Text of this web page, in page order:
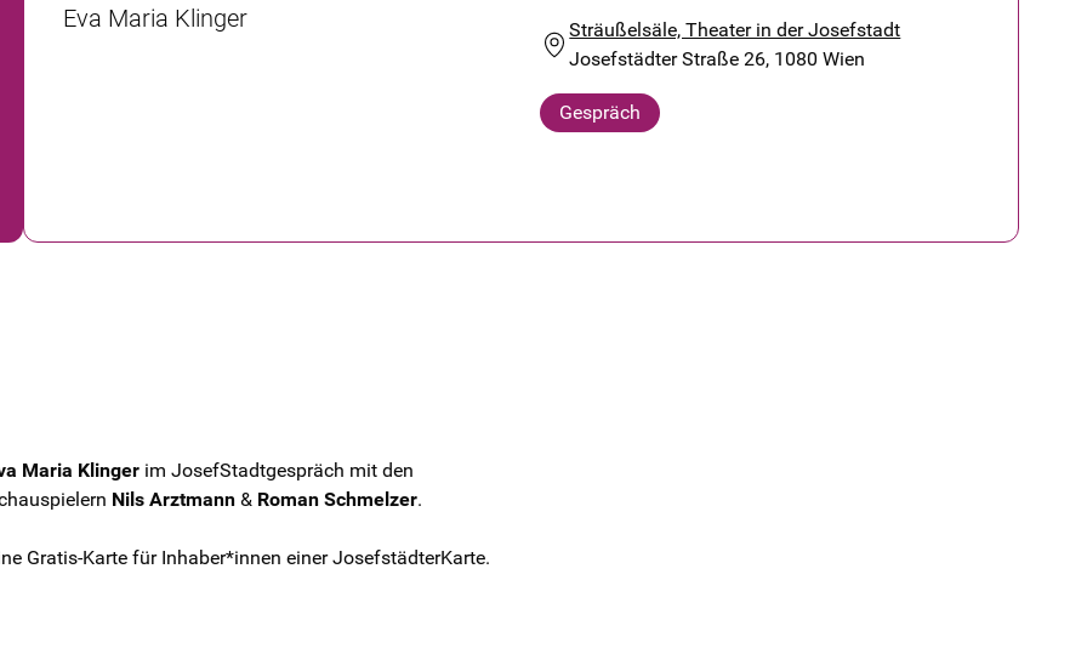
Eva Maria Klinger
Sträußelsäle, Theater in der Josefstadt
Josefstädter Straße 26, 1080 Wien
Gespräch
Maria Klinger im JosefStadtgespräch mit den
Nils Arztmann & Roman Schmelzer.
Gratis-Karte für Inhaber*innen einer JosefstädterKarte.